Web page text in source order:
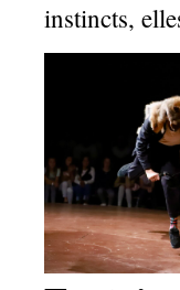
instincts,